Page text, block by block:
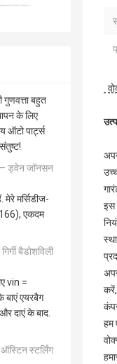
गुणवत्ता बहुत
के लिए
ऑटो पार्ट्स
ड्वेन जॉनसन
मर्सिडीज-
एकदम
बैडोशविली
vin =
एयरबैग
दाएं के बाद.
स्टर्लिंग
इस
हम